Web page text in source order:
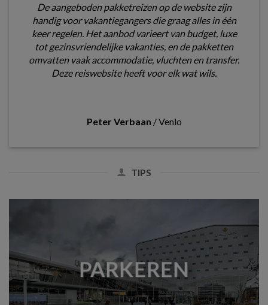
De aangeboden pakketreizen op de website zijn
handig voor vakantiegangers die graag alles in één
keer regelen. Het aanbod varieert van budget, luxe
tot gezinsvriendelijke vakanties, en de pakketten
omvatten vaak accommodatie, vluchten en transfer.
Deze reiswebsite heeft voor elk wat wils.
Peter Verbaan /Venlo
TIPS
PARKEREN